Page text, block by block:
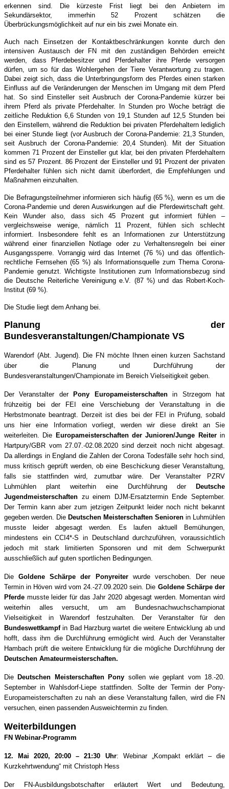
erkennen sind. Die kürzeste Frist liegt bei den Anbietern im
Sekundärsektor, immerhin 52 Prozent schätzen die
Überbrückungsmöglichkeit auf nur ein bis zwei Monate ein.
Auch nach Einsetzen der Kontaktbeschränkungen konnte durch den
intensiven Austausch der FN mit den zuständigen Behörden erreicht
werden, dass Pferdebesitzer und Pferdehalter ihre Pferde versorgen
dürfen, um so für das Wohlergehen der Tiere Verantwortung zu tragen.
Dabei zeigt sich, dass die Unterbringungsform des Pferdes einen starken
Einfluss auf die Veränderungen der Menschen im Umgang mit dem Pferd
hat. So sind Einsteller seit Ausbruch der Corona-Pandemie kürzer bei
ihrem Pferd als private Pferdehalter. In Stunden pro Woche beträgt die
zeitliche Reduktion 6,6 Stunden von 19,1 Stunden auf 12,5 Stunden bei
den Einstellern, während die Reduktion bei privaten Pferdehaltern lediglich
bei einer Stunde liegt (vor Ausbruch der Corona-Pandemie: 21,3 Stunden,
seit Ausbruch der Corona-Pandemie: 20,4 Stunden). Mit der Situation
kommen 71 Prozent der Einsteller gut klar, bei den privaten Pferdehaltern
sind es 57 Prozent. 86 Prozent der Einsteller und 91 Prozent der privaten
Pferdehalter fühlen sich nicht damit überfordert, die Empfehlungen und
Maßnahmen einzuhalten.
Die Befragungsteilnehmer informieren sich häufig (65 %), wenn es um die
Corona-Pandemie und deren Auswirkungen auf die Pferdewirtschaft geht.
Kein Wunder also, dass sich 45 Prozent gut informiert fühlen –
vergleichsweise wenige, nämlich 11 Prozent, fühlen sich schlecht
informiert. Insbesondere fehlt es an Informationen zur Unterstützung
während einer finanziellen Notlage oder zu Verhaltensregeln bei einer
Ausgangssperre. Vorrangig wird das Internet (76 %) und das öffentlich-
rechtliche Fernsehen (65 %) als Informationsquelle zum Thema Corona-
Pandemie genutzt. Wichtigste Institutionen zum Informationsbezug sind
die Deutsche Reiterliche Vereinigung e.V. (87 %) und das Robert-Koch-
Institut (69 %).
Die Studie liegt dem Anhang bei.
Planung der
Bundesveranstaltungen/Championate VS
Warendorf (Abt. Jugend). Die FN möchte Ihnen einen kurzen Sachstand
über die Planung und Durchführung der
Bundesveranstaltungen/Championate im Bereich Vielseitigkeit geben.
Der Veranstalter derPony Europameisterschaftenin Strzegom hat
frühzeitig bei der FEI eine Verschiebung der Veranstaltung in die
Herbstmonate beantragt. Derzeit ist dies bei der FEI in Prüfung, sobald
uns hier eine Information vorliegt, werden wir diese direkt an Sie
weiterleiten. Die Europameisterschaften der Junioren/Junge Reiterin
Hartpury/GBR vom 27.07.-02.08.2020 sind derzeit noch nicht abgesagt.
Da allerdings in England die Zahlen der Corona Todesfälle sehr hoch sind,
muss kritisch geprüft werden, ob eine Beschickung dieser Veranstaltung,
falls sie stattfinden wird, zumutbar wäre. Der Veranstalter PZRV
Luhmühlen plant weiterhin eine Durchführung der Deutsche
Jugendmeisterschaften zu einem DJM-Ersatztermin Ende September.
Der Termin kann aber zum jetzigen Zeitpunkt leider noch nicht bekannt
gegeben werden. Die Deutschen Meisterschaften Senioren in Luhmühlen
musste leider abgesagt werden. Es laufen aktuell Bemühungen,
mindestens ein CCI4*-S in Deutschland durchzuführen, voraussichtlich
jedoch mit stark limitierten Sponsoren und mit dem Schwerpunkt
ausschließlich auf guten sportlichen Bedingungen.
DieGoldene Schärpe der Ponyreiterwurde verschoben. Der neue
Termin in Höven wird vom 24.-27.09.2020 sein. Die Goldene Schärpe der
Pferde musste leider für das Jahr 2020 abgesagt werden. Momentan wird
weiterhin alles versucht, um am Bundesnachwuchschampionat
Vielseitigkeit in Warendorf festzuhalten. Der Veranstalter für den
Bundeswettkampfin Bad Harzburg wartet die weitere Entwicklung ab und
hofft, dass ihm die Durchführung ermöglicht wird. Auch der Veranstalter
Hambach prüft die weitere Entwicklung für die mögliche Durchführung der
Deutschen Amateurmeisterschaften.
DieDeutschen Meisterschaften Pony sollen wie geplant vom 18.-20.
September in Wahlsdorf-Liepe stattfinden. Sollte der Termin der Pony-
Europameisterschaften zu nah an diese Veranstaltung fallen, wird die FN
versuchen, einen passenden Ausweichtermin zu finden.
Weiterbildungen
FN Webinar-Programm
12. Mai 2020, 20:00 – 21:30 Uhr: Webinar „Kompakt erklärt – die
Kurzkehrtwendung“ mit Christoph Hess
Der FN-Ausbildungsbotschafter erläutert Wert und Bedeutung,